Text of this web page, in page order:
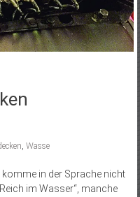
, Wasse
in der Sprache nicht
im Wasser“, manche